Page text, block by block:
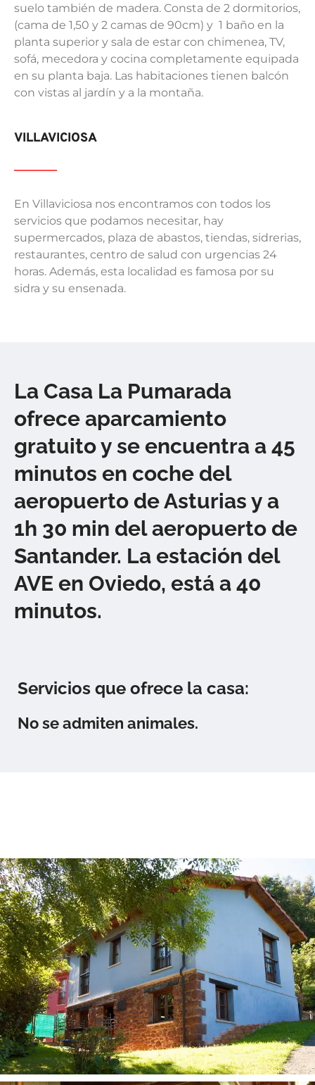
suelo también de madera. Consta de 2 dormitorios,
(cama de 1,50 y 2 camas de 90cm) y 1 baño en la
planta superior y sala de estar con chimenea, TV,
sofá, mecedora y cocina completamente equipada
en su planta baja. Las habitaciones tienen balcón
con vistas al jardín y a la montaña.
VILLAVICIOSA
En Villaviciosa nos encontramos con todos los
servicios que podamos necesitar, hay
supermercados, plaza de abastos, tiendas, sidrerias,
restaurantes, centro de salud con urgencias 24
horas. Además, esta localidad es famosa por su
sidra y su ensenada.
La Casa La Pumarada
ofrece aparcamiento
gratuito y se encuentra a 45
minutos en coche del
aeropuerto de Asturias y a
1h 30 min del aeropuerto de
Santander. La estación del
AVE en Oviedo, está a 40
minutos.
Servicios que ofrece la casa:
No se admiten animales.